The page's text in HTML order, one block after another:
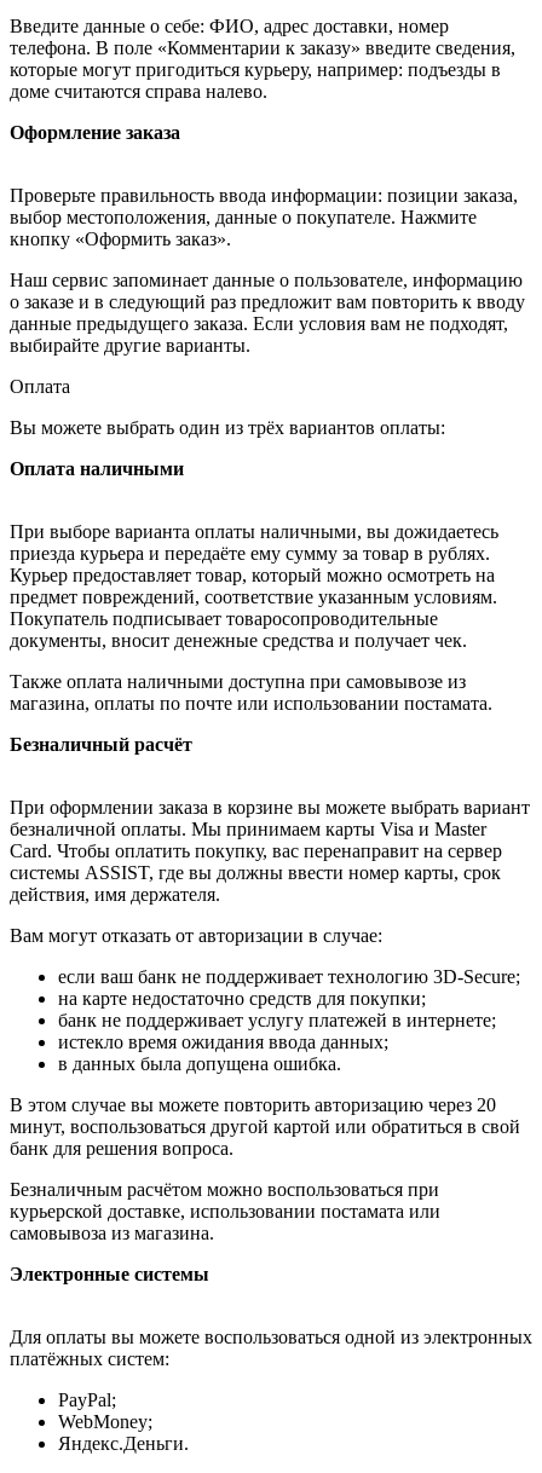
Введите данные о себе: ФИО, адрес доставки, номер
телефона. В поле «Комментарии к заказу» введите сведения,
которые могут пригодиться курьеру, например: подъезды в
доме считаются справа налево.
Оформление заказа
Проверьте правильность ввода информации: позиции заказа,
выбор местоположения, данные о покупателе. Нажмите
кнопку «Оформить заказ».
Наш сервис запоминает данные о пользователе, информацию
о заказе и в следующий раз предложит вам повторить к вводу
данные предыдущего заказа. Если условия вам не подходят,
выбирайте другие варианты.
Оплата
Вы можете выбрать один из трёх вариантов оплаты:
Оплата наличными
При выборе варианта оплаты наличными, вы дожидаетесь
приезда курьера и передаёте ему сумму за товар в рублях.
Курьер предоставляет товар, который можно осмотреть на
предмет повреждений, соответствие указанным условиям.
Покупатель подписывает товаросопроводительные
документы, вносит денежные средства и получает чек.
Также оплата наличными доступна при самовывозе из
магазина, оплаты по почте или использовании постамата.
Безналичный расчёт
При оформлении заказа в корзине вы можете выбрать вариант
безналичной оплаты. Мы принимаем карты Visa и Master
Card. Чтобы оплатить покупку, вас перенаправит на сервер
системы ASSIST, где вы должны ввести номер карты, срок
действия, имя держателя.
Вам могут отказать от авторизации в случае:
если ваш банк не поддерживает технологию 3D-Secure;
на карте недостаточно средств для покупки;
банк не поддерживает услугу платежей в интернете;
истекло время ожидания ввода данных;
в данных была допущена ошибка.
В этом случае вы можете повторить авторизацию через 20
минут, воспользоваться другой картой или обратиться в свой
банк для решения вопроса.
Безналичным расчётом можно воспользоваться при
курьерской доставке, использовании постамата или
самовывоза из магазина.
Электронные системы
Для оплаты вы можете воспользоваться одной из электронных
платёжных систем:
PayPal;
WebMoney;
Яндекс.Деньги.